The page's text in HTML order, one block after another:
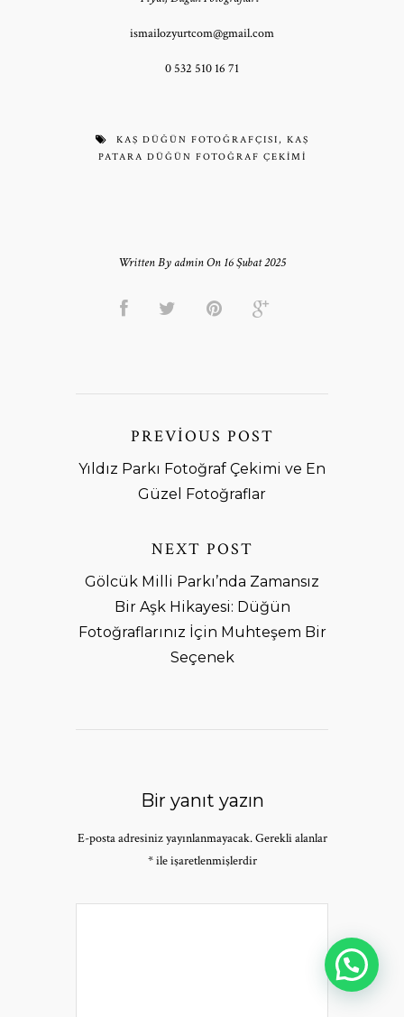
ismailozyurtcom@gmail.com
0 532 510 16 71
KAŞ DÜĞÜN FOTOĞRAFÇISI , KAŞ
PATARA DÜĞÜN FOTOĞRAF ÇEKIMI
Written By admin On 16 Şubat 2025
PREVIOUS POST
Yıldız Parkı Fotoğraf Çekimi ve En
Güzel Fotoğraflar
NEXT POST
Gölcük Milli Parkı’nda Zamansız
Bir Aşk Hikayesi: Düğün
Fotoğraflarınız İçin Muhteşem Bir
Seçenek
Bir yanıt yazın
E-posta adresiniz yayınlanmayacak.Gerekli alanlar
*ile işaretlenmişlerdir